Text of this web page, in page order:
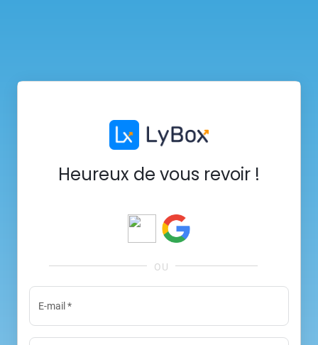
Heureux de vous revoir !
E-mail *